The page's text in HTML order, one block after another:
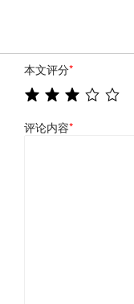
本文评分*
评论内容*